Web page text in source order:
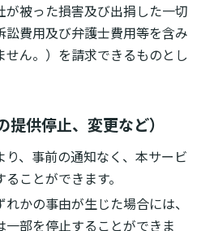
被った損害及び出捐した一切
費用及び弁護士費用等を含み
せん。）を請求できるものとし
供停止、変更など）
、事前の通知なく、本サービ
ことができます。
かの事由が生じた場合には、
部を停止することができま